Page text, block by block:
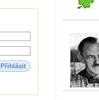
Přihlásit